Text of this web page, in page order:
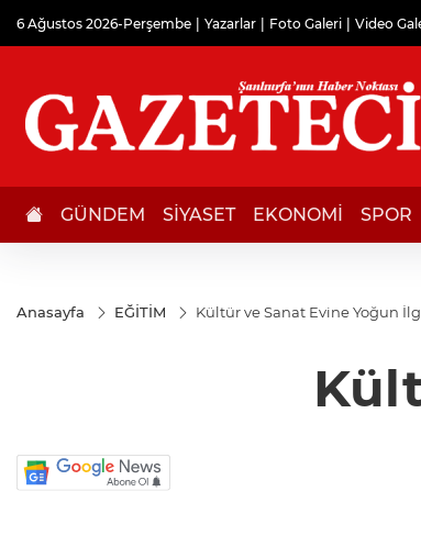
6 Ağustos 2026-Perşembe Yazarlar Foto Galeri Video
GÜNDEM SİYASET EKONOMİ SPOR
Anasayfa EĞİTİM Kültür ve Sanat Evine Yoğun